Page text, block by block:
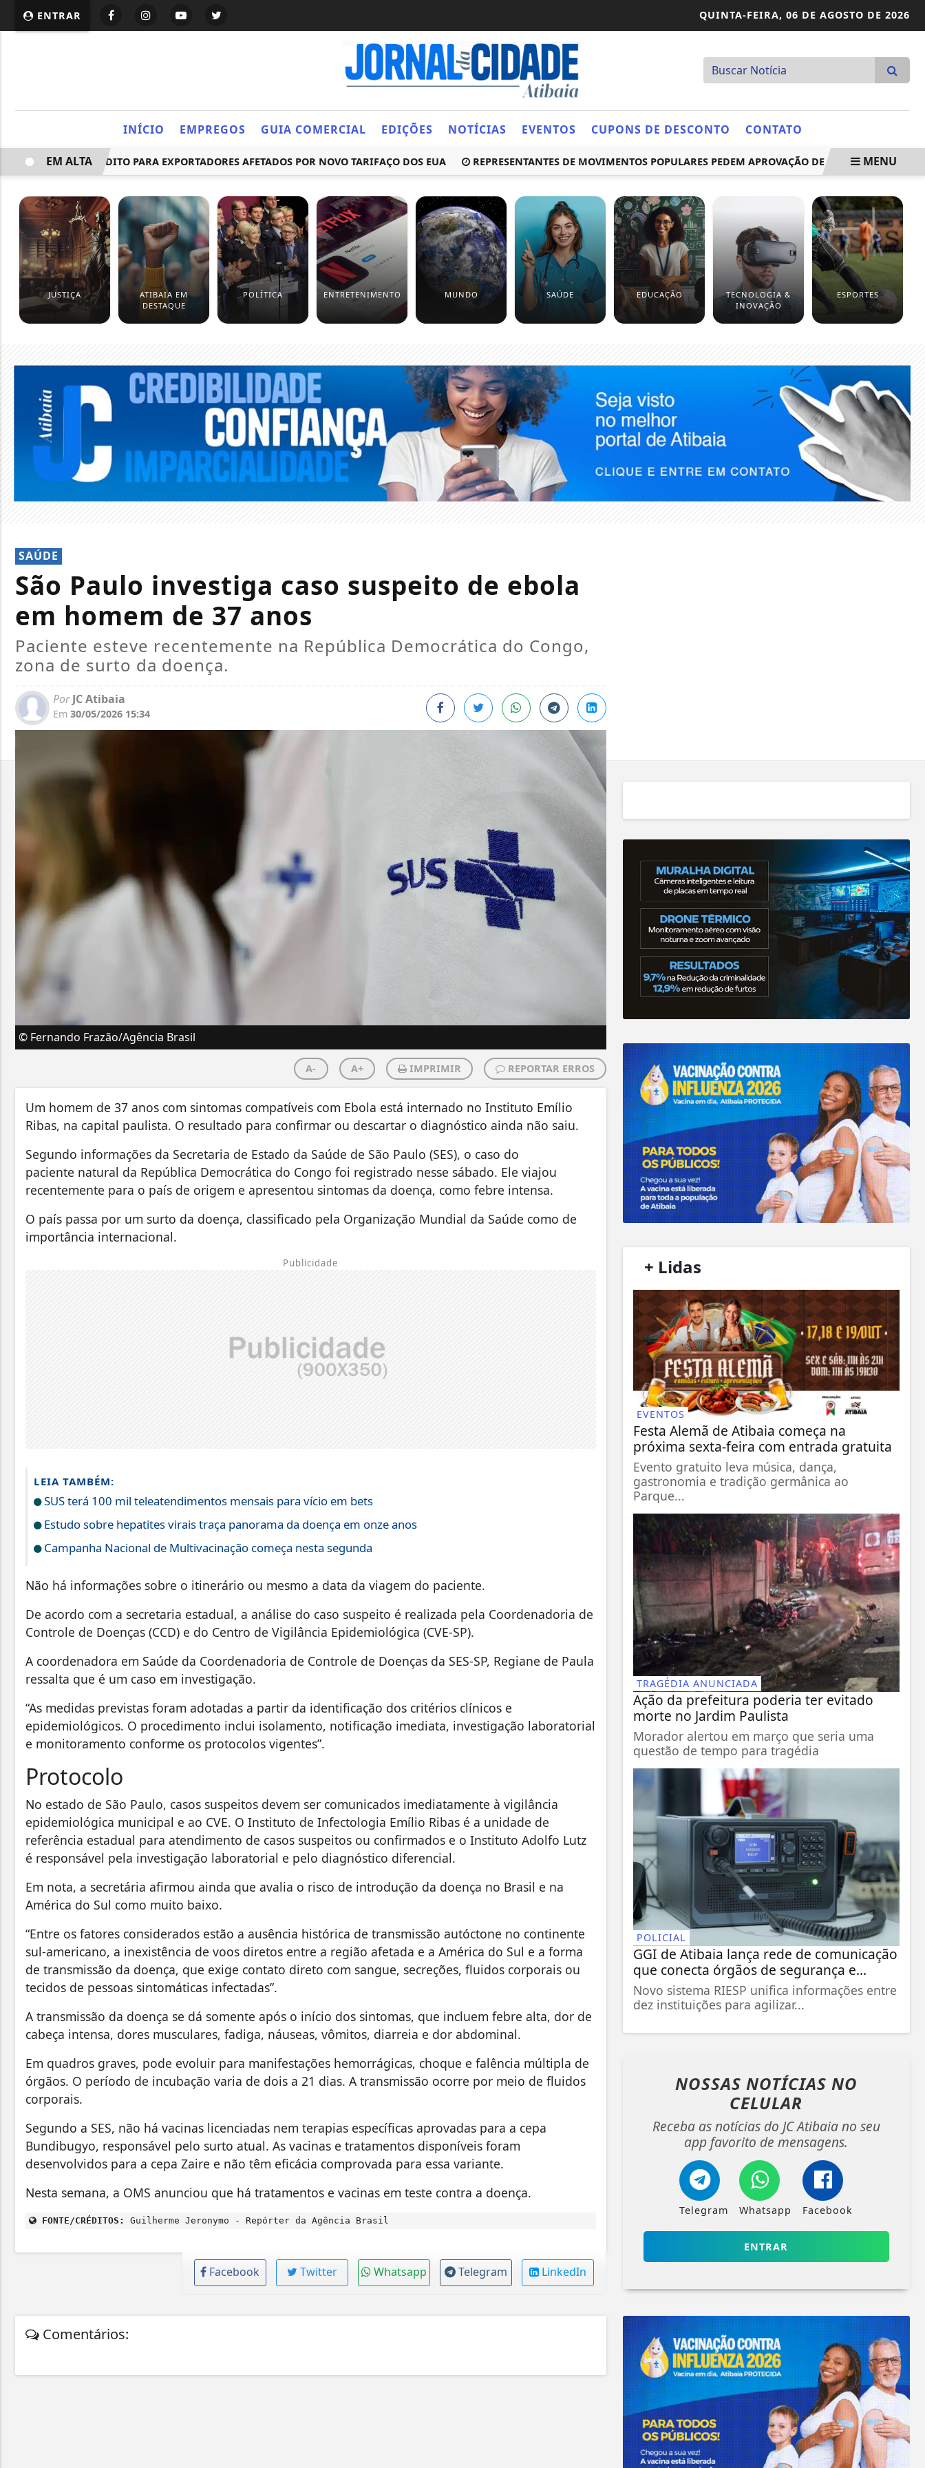
ENTRAR QUINTA-FEIRA, 06 DE AGOSTO DE 2026
INÍCIO EMPREGOS GUIA COMERCIAL EDIÇÕES NOTÍCIAS EVENTOS CUPONS DE DESCONTO CONTATO
EM CRÉDITO PARA EXPORTADORES AFETADOS POR NOVO TARIFAÇO DOS EUA REPRESENTANTES DE MOVIMENTOS POPULARES PEDEM APROVAÇÃO DE REGRAS SOBRE
EM ALTA MENU
JUSTIÇA
ATIBAIA EM
DESTAQUE
POLÍTICA ENTRETENIMENTO MUNDO SAÚDE EDUCAÇÃO
TECNOLOGIA &
INOVAÇÃO
ESPORTES
SAÚDE
São Paulo investiga caso suspeito de ebola
em homem de 37 anos
Paciente esteve recentemente na República Democrática do Congo,
zona de surto da doença.
PorJC Atibaia
Em 30/05/2026 15:34
© Fernando Frazão/Agência Brasil
A- A+ IMPRIMIR REPORTAR ERROS
Um homem de 37 anos com sintomas compatíveis com Ebola está internado no Instituto Emílio
Ribas, na capital paulista. O resultado para confirmar ou descartar o diagnóstico ainda não saiu.
Segundo informações da Secretaria de Estado da Saúde de São Paulo (SES), o caso do
paciente natural da República Democrática do Congo foi registrado nesse sábado. Ele viajou
recentemente para o país de origem e apresentou sintomas da doença, como febre intensa.
O país passa por um surto da doença, classificado pela Organização Mundial da Saúde como de
importância internacional.
Publicidade
LEIA TAMBÉM:
SUS terá 100 mil teleatendimentos mensais para vício em bets
Estudo sobre hepatites virais traça panorama da doença em onze anos
Campanha Nacional de Multivacinação começa nesta segunda
Não há informações sobre o itinerário ou mesmo a data da viagem do paciente.
De acordo com a secretaria estadual, a análise do caso suspeito é realizada pela Coordenadoria de
Controle de Doenças (CCD) e do Centro de Vigilância Epidemiológica (CVE-SP).
A coordenadora em Saúde da Coordenadoria de Controle de Doenças da SES-SP, Regiane de Paula
ressalta que é um caso em investigação.
“As medidas previstas foram adotadas a partir da identificação dos critérios clínicos e
epidemiológicos. O procedimento inclui isolamento, notificação imediata, investigação laboratorial
e monitoramento conforme os protocolos vigentes”.
Protocolo
No estado de São Paulo, casos suspeitos devem ser comunicados imediatamente à vigilância
epidemiológica municipal e ao CVE. O Instituto de Infectologia Emílio Ribas é a unidade de
referência estadual para atendimento de casos suspeitos ou confirmados e o Instituto Adolfo Lutz
é responsável pela investigação laboratorial e pelo diagnóstico diferencial.
Em nota, a secretária afirmou ainda que avalia o risco de introdução da doença no Brasil e na
América do Sul como muito baixo.
“Entre os fatores considerados estão a ausência histórica de transmissão autóctone no continente
sul-americano, a inexistência de voos diretos entre a região afetada e a América do Sul e a forma
de transmissão da doença, que exige contato direto com sangue, secreções, fluidos corporais ou
tecidos de pessoas sintomáticas infectadas”.
A transmissão da doença se dá somente após o início dos sintomas, que incluem febre alta, dor de
cabeça intensa, dores musculares, fadiga, náuseas, vômitos, diarreia e dor abdominal.
Em quadros graves, pode evoluir para manifestações hemorrágicas, choque e falência múltipla de
órgãos. O período de incubação varia de dois a 21 dias. A transmissão ocorre por meio de fluidos
corporais.
Segundo a SES, não há vacinas licenciadas nem terapias específicas aprovadas para a cepa
Bundibugyo, responsável pelo surto atual. As vacinas e tratamentos disponíveis foram
desenvolvidos para a cepa Zaire e não têm eficácia comprovada para essa variante.
Nesta semana, a OMS anunciou que há tratamentos e vacinas em teste contra a doença.
FONTE/CRÉDITOS: Guilherme Jeronymo - Repórter da Agência Brasil
Facebook Twitter Whatsapp Telegram LinkedIn
Comentários:
+ Lidas
EVENTOS
Festa Alemã de Atibaia começa na
próxima sexta-feira com entrada gratuita
Evento gratuito leva música, dança,
gastronomia e tradição germânica ao
Parque...
TRAGÉDIA ANUNCIADA
Ação da prefeitura poderia ter evitado
morte no Jardim Paulista
Morador alertou em março que seria uma
questão de tempo para tragédia
POLICIAL
GGI de Atibaia lança rede de comunicação
que conecta órgãos de segurança e...
Novo sistema RIESP unifica informações entre
dez instituições para agilizar...
NOSSAS NOTÍCIAS NO
CELULAR
Receba as notícias do JC Atibaia no seu
app favorito de mensagens.
Telegram Whatsapp Facebook
ENTRAR